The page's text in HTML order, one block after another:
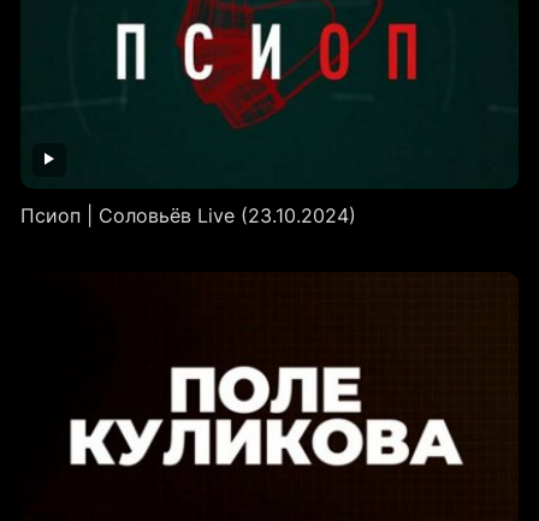
Псиоп | Соловьёв Live (23.10.2024)